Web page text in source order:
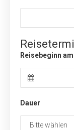
Reisebeginn am
Dauer